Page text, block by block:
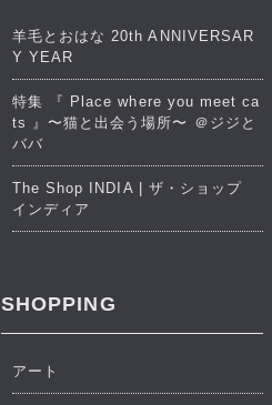
羊毛とおはな 20th ANNIVERSAR
Y YEAR
特集 『 Place where you meet ca
ts 』〜猫と出会う場所〜 ＠ジジと
ババ
The Shop INDIA | ザ・ショップ
インディア
SHOPPING
アート